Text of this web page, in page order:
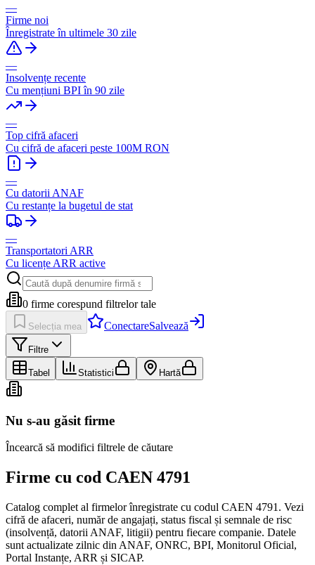
—
Firme noi
Înregistrate în ultimele 30 zile
—
Insolvențe recente
Cu mențiuni BPI în 90 zile
—
Top cifră afaceri
Cu cifră de afaceri peste 100M RON
—
Cu datorii ANAF
Cu restanțe la bugetul de stat
—
Transportatori ARR
Cu licențe ARR active
0 firme corespund filtrelor tale
Selecția mea ConectareSalvează
Filtre
Tabel Statistici Hartă
Nu s-au găsit firme
Încearcă să modifici filtrele de căutare
Firme cu cod CAEN 4791
Catalog complet al firmelor înregistrate cu codul CAEN 4791. Vezi
cifră de afaceri, număr de angajați, status fiscal și semnale de risc
(insolvență, datorii ANAF, litigii) pentru fiecare companie. Datele
sunt actualizate zilnic din ANAF, ONRC, BPI, Monitorul Oficial,
Portal Instanțe, ARR și SICAP.